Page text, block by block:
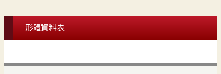
形體資料表